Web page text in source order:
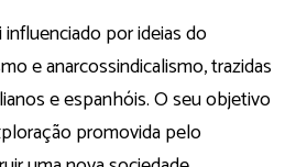
por ideias do
e anarcossindicalismo, trazidas
e espanhóis. O seu objetivo
promovida pelo